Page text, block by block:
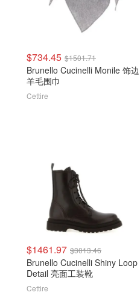
$734.45 $1501.71
Brunello Cucinelli Monile 饰边
羊毛围巾
Cettire
$1461.97 $3013.46
Brunello Cucinelli Shiny Loop
Detail 亮面工装靴
Cettire